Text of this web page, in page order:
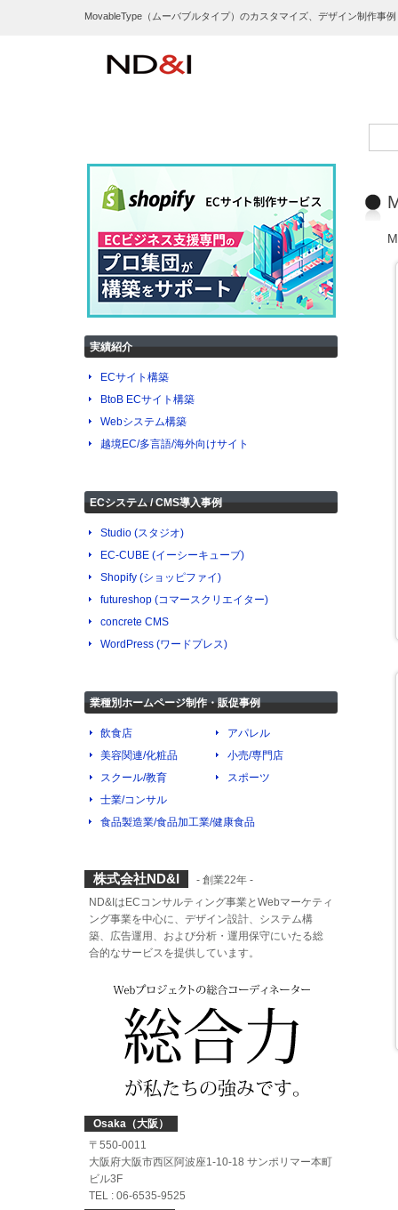
MovableType（ムーバブルタイプ）のカスタマイズ、デザイン制作事
実績紹介
ECサイト構築
BtoB ECサイト構築
Webシステム構築
越境EC/多言語/海外向けサイト
ECシステム / CMS導入事例
Studio (スタジオ)
EC-CUBE (イーシーキューブ)
Shopify (ショッピファイ)
futureshop (コマースクリエイター)
concrete CMS
WordPress (ワードプレス)
業種別ホームページ制作・販促事例
飲食店
アパレル
美容関連/化粧品
小売/専門店
スクール/教育
スポーツ
士業/コンサル
食品製造業/食品加工業/健康食品
株式会社ND&I - 創業22年 -
ND&IはECコンサルティング事業とWebマーケティ
ング事業を中心に、デザイン設計、システム構
築、広告運用、および分析・運用保守にいたる総
合的なサービスを提供しています。
Osaka（大阪）
〒550-0011
大阪府大阪市西区阿波座1-10-18 サンポリマー本町
ビル3F
TEL : 06-6535-9525